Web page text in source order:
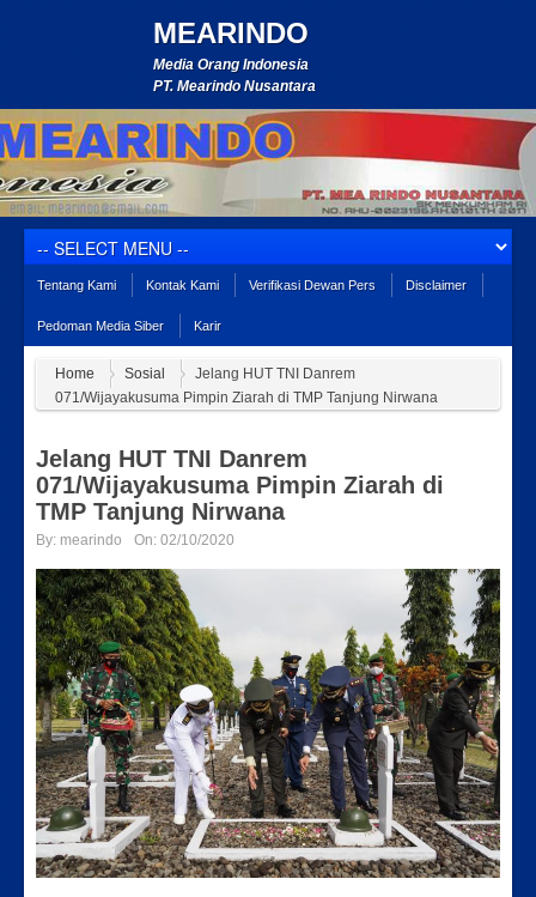
MEARINDO
Media Orang Indonesia
PT. Mearindo Nusantara
Tentang Kami Kontak Kami Verifikasi Dewan Pers Disclaimer
Pedoman Media Siber Karir
Home Sosial
Jelang HUT TNI Danrem
071/Wijayakusuma Pimpin Ziarah di TMP Tanjung Nirwana
Jelang HUT TNI Danrem
071/Wijayakusuma Pimpin Ziarah di
TMP Tanjung Nirwana
By: mearindo On: 02/10/2020